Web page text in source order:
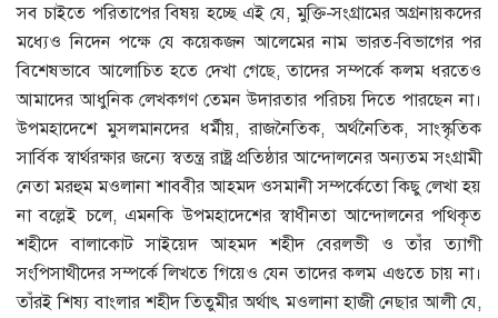
সব চাইতে পরিতাপের বিষয় হচ্ছে এই যে, মুক্তি-সংগ্রামের অগ্রনায়কদের
মধ্যেও নিদেন পক্ষে যে কয়েকজন আলেমের নাম ভারত-বিভাগের পর
বিশেষভাবে আলোচিত হতে দেখা গেছে, তাদের সম্পর্কে কলম ধরতেও
আমাদের আধুনিক লেখকগণ তেমন উদারতার পরিচয় দিতে পারছেন না।
উপমহাদেশে মুসলমানদের ধর্মীয়, রাজনৈতিক, অর্থনৈতিক, সাংস্কৃতিক
সার্বিক স্বার্থরক্ষার জন্যে স্বতন্ত্র রাষ্ট্র প্রতিষ্ঠার আন্দোলনের অন্যতম সংগ্রামী
নেতা মরহুম মওলানা শাববীর আহমদ ওসমানী সম্পর্কেতো কিছু লেখা হয়
না বল্লেই চলে, এমনকি উপমহাদেশের স্বাধীনতা আন্দোলনের পথিকৃত
শহীদে বালাকোট সাইয়েদ আহমদ শহীদ বেরলভী ও তাঁর ত্যাগী
সংপিসাথীদের সম্পর্কে লিখতে গিয়েও যেন তাদের কলম এগুতে চায় না।
তাঁরই শিষ্য বাংলার শহীদ তিতুমীর অর্থাৎ মওলানা হাজী নেছার আলী যে,